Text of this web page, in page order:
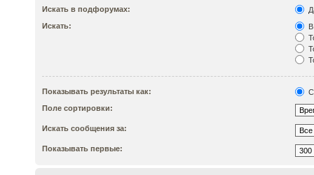
Искать в подфорумах:
Искать:
Показывать результаты как:
Поле сортировки:
Искать сообщения за:
Показывать первые: